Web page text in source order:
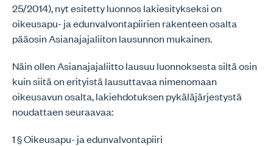
25/2014), nyt esitetty luonnos lakiesitykseksi on
oikeusapu- ja edunvalvontapiirien rakenteen osalta
pääosin Asianajajaliiton lausunnon mukainen.
Näin ollen Asianajajaliitto lausuu luonnoksesta siltä osin
kuin siitä on erityistä lausuttavaa nimenomaan
oikeusavun osalta, lakiehdotuksen pykäläjärjestystä
noudattaen seuraavaa:
1 § Oikeusapu- ja edunvalvontapiiri